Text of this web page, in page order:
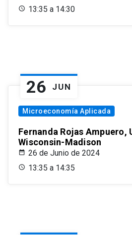
13:35 a 14:30
26 JUN
Microeconomía Aplicada
Fernanda Rojas Ampuero,
Wisconsin-Madison
26 de Junio de 2024
13:35 a 14:35